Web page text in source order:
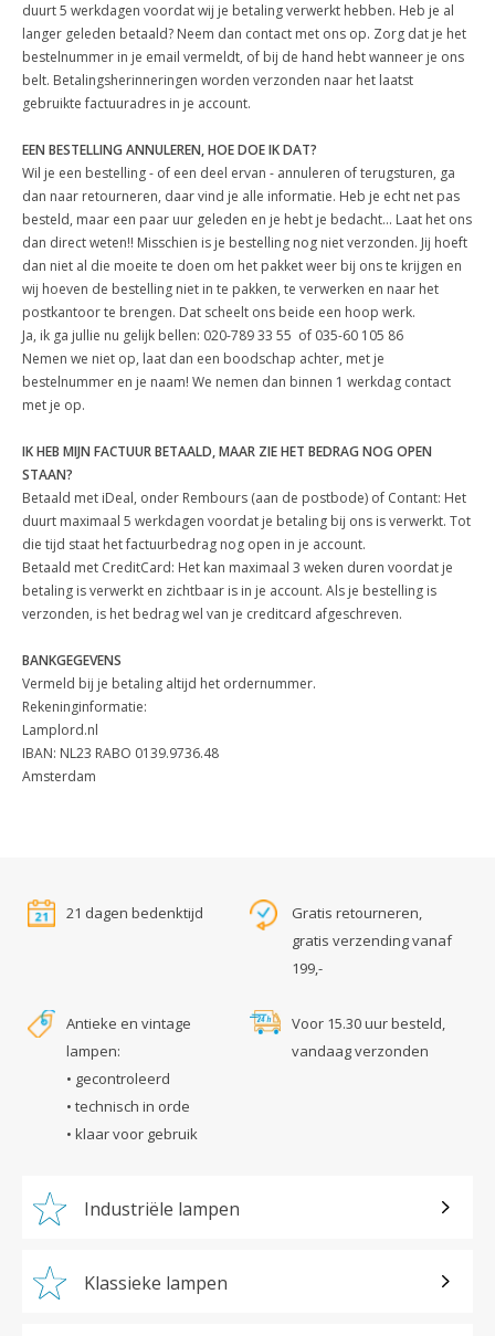
duurt 5 werkdagen voordat wij je betaling verwerkt hebben. Heb je al
langer geleden betaald? Neem dan contact met ons op. Zorg dat je het
bestelnummer in je email vermeldt, of bij de hand hebt wanneer je ons
belt. Betalingsherinneringen worden verzonden naar het laatst
gebruikte factuuradres in je account.
EEN BESTELLING ANNULEREN, HOE DOE IK DAT?
Wil je een bestelling - of een deel ervan - annuleren of terugsturen, ga
dan naar retourneren, daar vind je alle informatie. Heb je echt net pas
besteld, maar een paar uur geleden en je hebt je bedacht... Laat het ons
dan direct weten!! Misschien is je bestelling nog niet verzonden. Jij hoeft
dan niet al die moeite te doen om het pakket weer bij ons te krijgen en
wij hoeven de bestelling niet in te pakken, te verwerken en naar het
postkantoor te brengen. Dat scheelt ons beide een hoop werk.
Ja, ik ga jullie nu gelijk bellen: 020-789 33 55 of 035-60 105 86
Nemen we niet op, laat dan een boodschap achter, met je
bestelnummer en je naam! We nemen dan binnen 1 werkdag contact
met je op.
IK HEB MIJN FACTUUR BETAALD, MAAR ZIE HET BEDRAG NOG OPEN
STAAN?
Betaald met iDeal, onder Rembours (aan de postbode) of Contant: Het
duurt maximaal 5 werkdagen voordat je betaling bij ons is verwerkt. Tot
die tijd staat het factuurbedrag nog open in je account.
Betaald met CreditCard: Het kan maximaal 3 weken duren voordat je
betaling is verwerkt en zichtbaar is in je account. Als je bestelling is
verzonden, is het bedrag wel van je creditcard afgeschreven.
BANKGEGEVENS
Vermeld bij je betaling altijd het ordernummer.
Rekeninginformatie:
Lamplord.nl
IBAN: NL23 RABO 0139.9736.48
Amsterdam
21 dagen bedenktijd
Gratis retourneren,
gratis verzending vanaf
199,-
Antieke en vintage
lampen:
• gecontroleerd
• technisch in orde
• klaar voor gebruik
Voor 15.30 uur besteld,
vandaag verzonden
Industriële lampen
Klassieke lampen